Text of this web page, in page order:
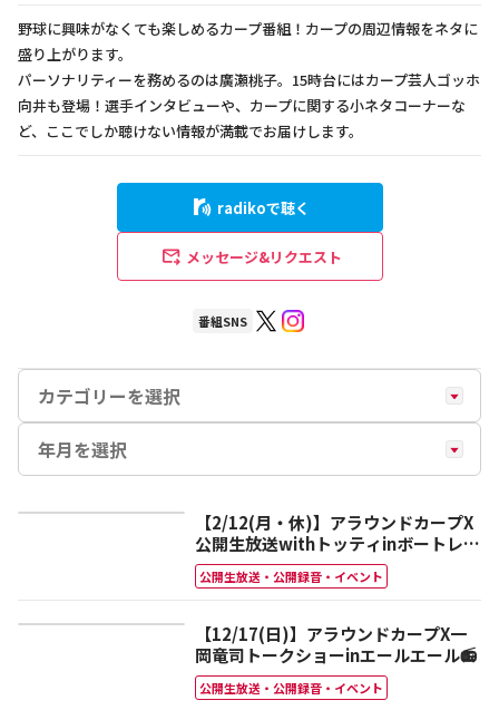
野球に興味がなくても楽しめるカープ番組！カープの周辺情報をネタに
盛り上がります。
パーソナリティーを務めるのは廣瀬桃子。15時台にはカープ芸人ゴッホ
向井も登場！選手インタビューや、カープに関する小ネタコーナーな
ど、ここでしか聴けない情報が満載でお届けします。
radikoで聴く
メッセージ&リクエスト
番組SNS
【2/12(月・休)】アラウンドカープX
公開生放送withトッティinボートレー
ス宮島
公開生放送・公開録音・イベント
【12/17(日)】アラウンドカープX一
岡竜司トークショーinエールエール📻
公開生放送・公開録音・イベント